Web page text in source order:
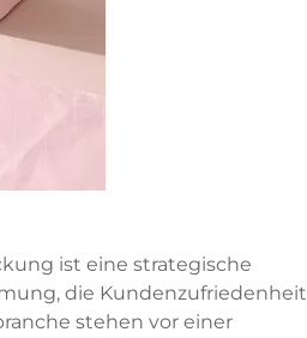
ist eine strategische
die Kundenzufriedenheit
stehen vor einer